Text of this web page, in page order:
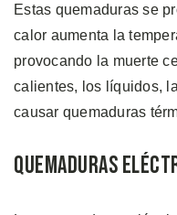
Estas quemaduras se
calor aumenta la
provocando la muerte
calientes, los líquidos,
causar quemaduras
Quemaduras